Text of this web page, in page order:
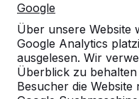
Google
Über unsere Website
Google Analytics
ausgelesen. Wir
Überblick zu
Besucher die
Unsere Produkte
und darüber
ein HeBlad-
Produkt